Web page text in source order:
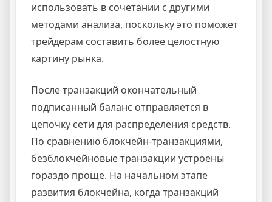
использовать в сочетании с другими
методами анализа, поскольку это поможет
трейдерам составить более целостную
картину рынка.
После транзакций окончательный
подписанный баланс отправляется в
цепочку сети для распределения средств.
По сравнению блокчейн-транзакциями,
безблокчейновые транзакции устроены
гораздо проще. На начальном этапе
развития блокчейна, когда транзакций